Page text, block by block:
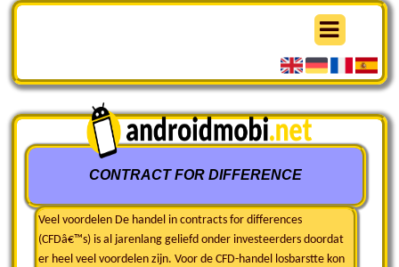
CONTRACT FOR DIFFERENCE
Veel voordelen De handel in contracts for differences
(CFDâ€™s) is al jarenlang geliefd onder investeerders doordat
er heel veel voordelen zijn. Voor de CFD-handel losbarstte kon